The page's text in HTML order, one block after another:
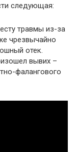
следующая:
травмы из-за
чрезвычайно
отек.
вывих –
фалангового